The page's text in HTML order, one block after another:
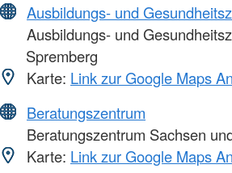
Ausbildungs- und
Ausbildungs- und
Spremberg
Karte: Link zur Google Maps
Beratungszentrum
Beratungszentrum Sachsen
Karte: Link zur Google Maps